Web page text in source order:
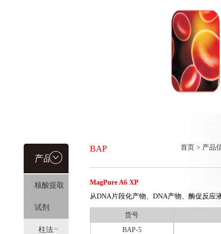
产品信
息
核酸提取
试剂
柱法
BAP 首页 > 产品
MagPure A6 XP
从DNA片段化产物、DNA产物、酶促反应
货号
BAP-5